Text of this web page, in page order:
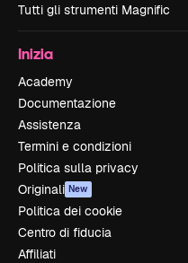
Tutti gli strumenti Magnific
Inizia
Academy
Documentazione
Assistenza
Termini e condizioni
Politica sulla privacy
Originali New
Politica dei cookie
Centro di fiducia
Affiliati